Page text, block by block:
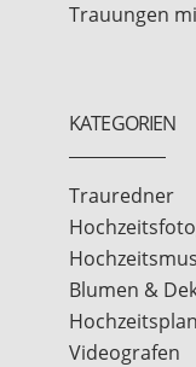
Trauungen
KATEGORIEN
Trauredner
Blumen &
Videografen